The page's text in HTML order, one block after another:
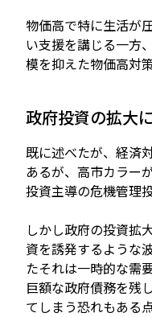
物価高で特に生活が
い支援を講じる一方
模を抑えた物価高対
政府投資の拡大
既に述べたが、経済
あるが、高市カラー
投資主導の危機管理
しかし政府の投資拡
資を誘発するような
たそれは一時的な需
巨額な政府債務を残
てしまう恐れもある